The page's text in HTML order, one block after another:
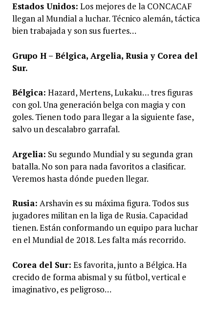
Estados Unidos: Los mejores de la CONCACAF
llegan al Mundial a luchar. Técnico alemán, táctica
bien trabajada y son sus fuertes…
Grupo H – Bélgica, Argelia, Rusia y Corea del
Sur.
Bélgica: Hazard, Mertens, Lukaku… tres figuras
con gol. Una generación belga con magia y con
goles. Tienen todo para llegar a la siguiente fase,
salvo un descalabro garrafal.
Argelia: Su segundo Mundial y su segunda gran
batalla. No son para nada favoritos a clasificar.
Veremos hasta dónde pueden llegar.
Rusia: Arshavin es su máxima figura. Todos sus
jugadores militan en la liga de Rusia. Capacidad
tienen. Están conformando un equipo para luchar
en el Mundial de 2018. Les falta más recorrido.
Corea del Sur: Es favorita, junto a Bélgica. Ha
crecido de forma abismal y su fútbol, vertical e
imaginativo, es peligroso…